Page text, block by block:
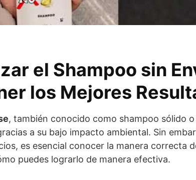
el Shampoo sin
los Mejores
, también conocido como shampoo sólido
a su bajo impacto ambiental. Sin
es esencial conocer la manera correcta
puedes lograrlo de manera efectiva.